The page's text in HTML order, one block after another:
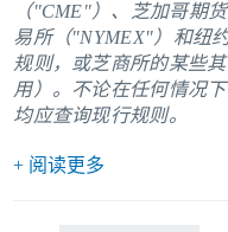
（"CME"）、芝加哥期
易所（"NYMEX"）和纽
规则，或芝商所的某些
用）。不论在任何情况
均应查询现行规则。
+ 阅读更多